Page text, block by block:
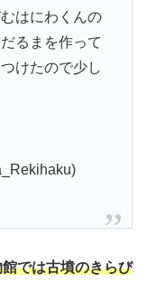
はにわくんの
るまを作って
けたので少し
では古墳のきらび